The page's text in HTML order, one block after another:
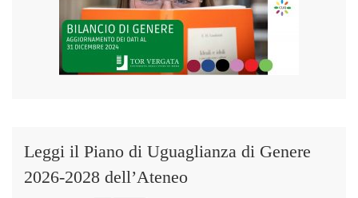
Leggi il Piano di Uguaglianza di Genere
2026-2028 dell’Ateneo